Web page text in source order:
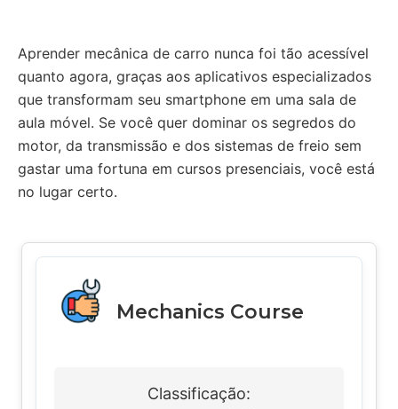
Aprender mecânica de carro nunca foi tão acessível
quanto agora, graças aos aplicativos especializados
que transformam seu smartphone em uma sala de
aula móvel. Se você quer dominar os segredos do
motor, da transmissão e dos sistemas de freio sem
gastar uma fortuna em cursos presenciais, você está
no lugar certo.
Mechanics Course
Classificação: